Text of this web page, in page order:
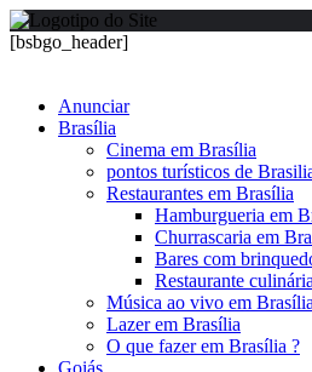
[bsbgo_header]
Anunciar
Brasília
Cinema em Brasília
pontos turísticos de
Restaurantes em Brasília
Hamburgueria em
Churrascaria em
Bares com
Restaurante
Música ao vivo em Brasília
Lazer em Brasília
O que fazer em Brasília ?